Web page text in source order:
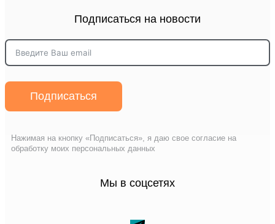
Подписаться на новости
Подписаться
Нажимая на кнопку «Подписаться», я даю свое согласие на
обработку моих персональных данных
Мы в соцсетях